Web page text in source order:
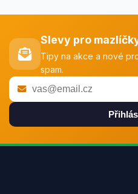
Slevy pro
Tipy na akce a nové
spam.